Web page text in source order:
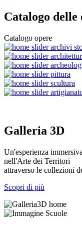
Catalogo delle
Catalogo opere
Galleria 3D
Un'esperienza immersiva
nell'Arte dei Territori
attraverso le collezioni
Scopri di più